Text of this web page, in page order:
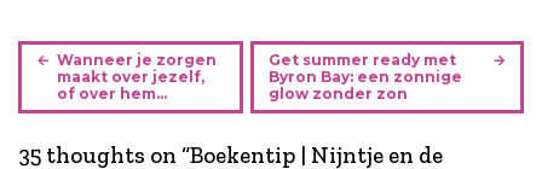
B
r
c
Wanneer je zorgen
maakt over jezelf,
of over hem…
Get summer ready met
Byron Bay: een zonnige
glow zonder zon
35 thoughts on “Boekentip | Nijntje en de